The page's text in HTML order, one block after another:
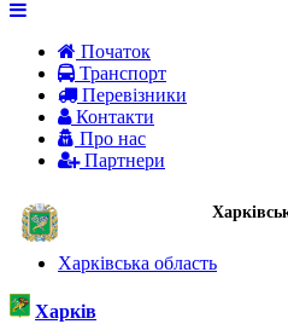
Початок
Транспорт
Перевiзники
Контакти
Про нас
Партнери
Харківська область
Харків